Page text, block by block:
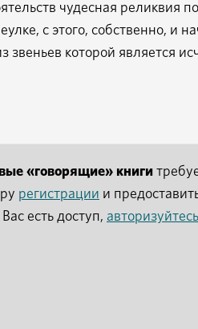
чудесная реликвия
с этого, собственно, и
которой является
«говорящие» книги
регистрации и
есть доступ, авторизуйтесь